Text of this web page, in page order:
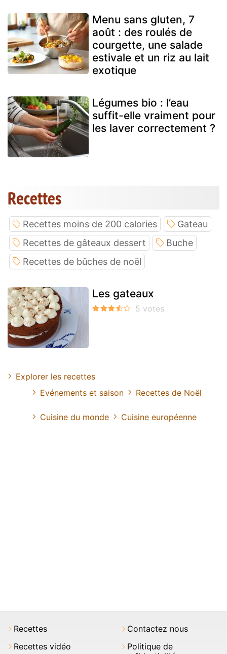
Menu sans gluten, 7
août : des roulés de
courgette, une salade
estivale et un riz au lait
exotique
Légumes bio : l’eau
suffit-elle vraiment pour
les laver correctement ?
Recettes
Recettes moins de 200 calories
Gateau
Recettes de gâteaux dessert
Buche
Recettes de bûches de noël
Les gateaux
Explorer les recettes
Evénements et saison
Recettes de Noël
Cuisine du monde Cuisine européenne
Recettes
Recettes vidéo
Contactez nous
Politique de